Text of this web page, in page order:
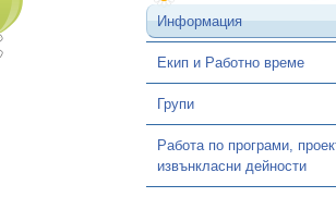
Информация
Екип и Работно време
Групи
Работа по програми,
извънкласни дейности